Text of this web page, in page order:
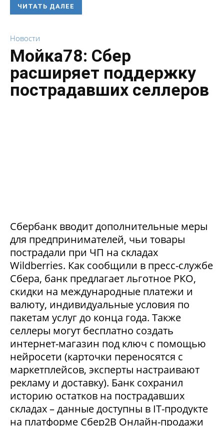
ЧИТАТЬ ДАЛЕЕ
Новости
Мойка78: Сбер
расширяет поддержку
пострадавших селлеров
Сбербанк вводит дополнительные меры
для предпринимателей, чьи товары
пострадали при ЧП на складах
Wildberries. Как сообщили в пресс-службе
Сбера, банк предлагает льготное РКО,
скидки на международные платежи и
валюту, индивидуальные условия по
пакетам услуг до конца года. Также
селлеры могут бесплатно создать
интернет-магазин под ключ с помощью
нейросети (карточки переносятся с
маркетплейсов, эксперты настраивают
рекламу и доставку). Банк сохранил
историю остатков на пострадавших
складах – данные доступны в IT-продукте
на платформе Сбер2В Онлайн-продажи